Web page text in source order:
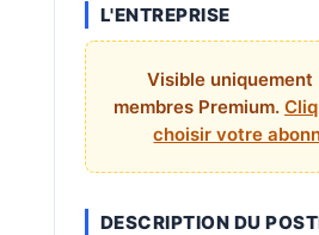
L'ENTREPRISE
Visible uniquement
membres Premium.
choisir votre
DESCRIPTION DU